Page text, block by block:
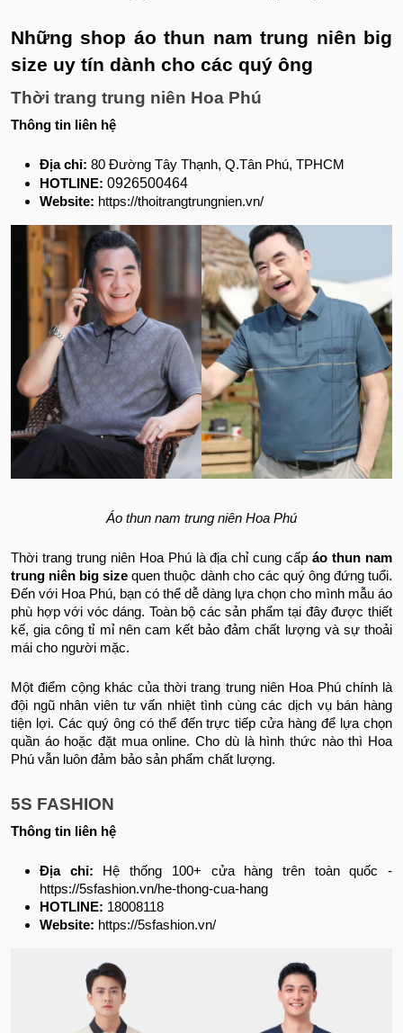
Những shop áo thun nam trung niên big
size uy tín dành cho các quý ông
Thời trang trung niên Hoa Phú
Thông tin liên hệ
Địa chỉ: 80 Đường Tây Thạnh, Q.Tân Phú, TPHCM
HOTLINE: 0926500464
Website: https://thoitrangtrungnien.vn/
Áo thun nam trung niên Hoa Phú
Thời trang trung niên Hoa Phú là địa chỉ cung cấpáo thun nam
trung niên big size quen thuộc dành cho các quý ông đứng tuổi.
Đến với Hoa Phú, bạn có thể dễ dàng lựa chọn cho mình mẫu áo
phù hợp với vóc dáng. Toàn bộ các sản phẩm tại đây được thiết
kế, gia công tỉ mỉ nên cam kết bảo đảm chất lượng và sự thoải
mái cho người mặc.
Một điểm cộng khác của thời trang trung niên Hoa Phú chính là
đội ngũ nhân viên tư vấn nhiệt tình cùng các dịch vụ bán hàng
tiện lợi. Các quý ông có thể đến trực tiếp cửa hàng để lựa chọn
quần áo hoặc đặt mua online. Cho dù là hình thức nào thì Hoa
Phú vẫn luôn đảm bảo sản phẩm chất lượng.
5S FASHION
Thông tin liên hệ
Địa chỉ: Hệ thống 100+ cửa hàng trên toàn quốc -
https://5sfashion.vn/he-thong-cua-hang
HOTLINE: 18008118
Website: https://5sfashion.vn/